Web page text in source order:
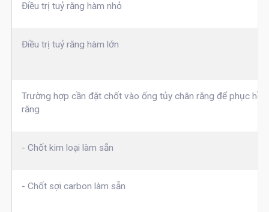
Điều trị tuỷ răng hàm nhỏ
Điều trị tuỷ răng hàm lớn
Trường hợp cần đặt chốt vào ống tủy chân răng để phục hồi
răng
- Chốt kim loại làm sẵn
- Chốt sợi carbon làm sẵn